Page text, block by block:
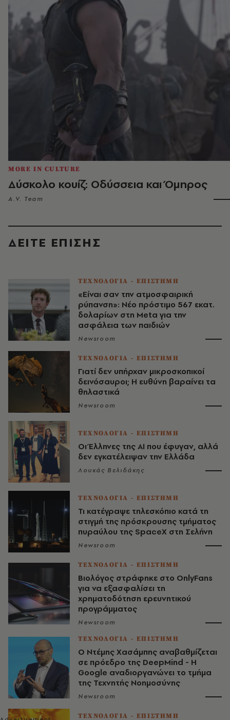
MORE IN CULTURE
Δύσκολο κουίζ: Οδύσσεια και Όμηρος
A.V. Team
ΔΕΙΤΕ ΕΠΙΣΗΣ
ΤΕΧΝΟΛΟΓΙΑ - ΕΠΙΣΤΗΜΗ
«Είναι σαν την ατμοσφαιρική
ρύπανση»: Νέο πρόστιμο 567 εκατ.
δολαρίων στη Meta για την
ασφάλεια των παιδιών
Newsroom
ΤΕΧΝΟΛΟΓΙΑ - ΕΠΙΣΤΗΜΗ
Γιατί δεν υπήρχαν μικροσκοπικοί
δεινόσαυροι; Η ευθύνη βαραίνει τα
θηλαστικά
Newsroom
ΤΕΧΝΟΛΟΓΙΑ - ΕΠΙΣΤΗΜΗ
Οι Έλληνες της ΑΙ που έφυγαν, αλλά
δεν εγκατέλειψαν την Ελλάδα
Λουκάς Βελιδάκης
ΤΕΧΝΟΛΟΓΙΑ - ΕΠΙΣΤΗΜΗ
Τι κατέγραψε τηλεσκόπιο κατά τη
στιγμή της πρόσκρουσης τμήματος
πυραύλου της SpaceX στη Σελήνη
Newsroom
ΤΕΧΝΟΛΟΓΙΑ - ΕΠΙΣΤΗΜΗ
Βιολόγος στράφηκε στο OnlyFans
για να εξασφαλίσει τη
χρηματοδότηση ερευνητικού
προγράμματος
Newsroom
ΤΕΧΝΟΛΟΓΙΑ - ΕΠΙΣΤΗΜΗ
Ο Ντέμης Χασάμπης αναβαθμίζεται
σε πρόεδρο της DeepMind - Η
Google αναδιοργανώνει το τμήμα
της Τεχνητής Νοημοσύνης
Newsroom
ΤΕΧΝΟΛΟΓΙΑ - ΕΠΙΣΤΗΜΗ